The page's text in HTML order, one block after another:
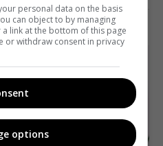
Facebook Twitter
personal data on the basis
can object to by managing
link at the bottom of this page
or withdraw consent in privacy
options